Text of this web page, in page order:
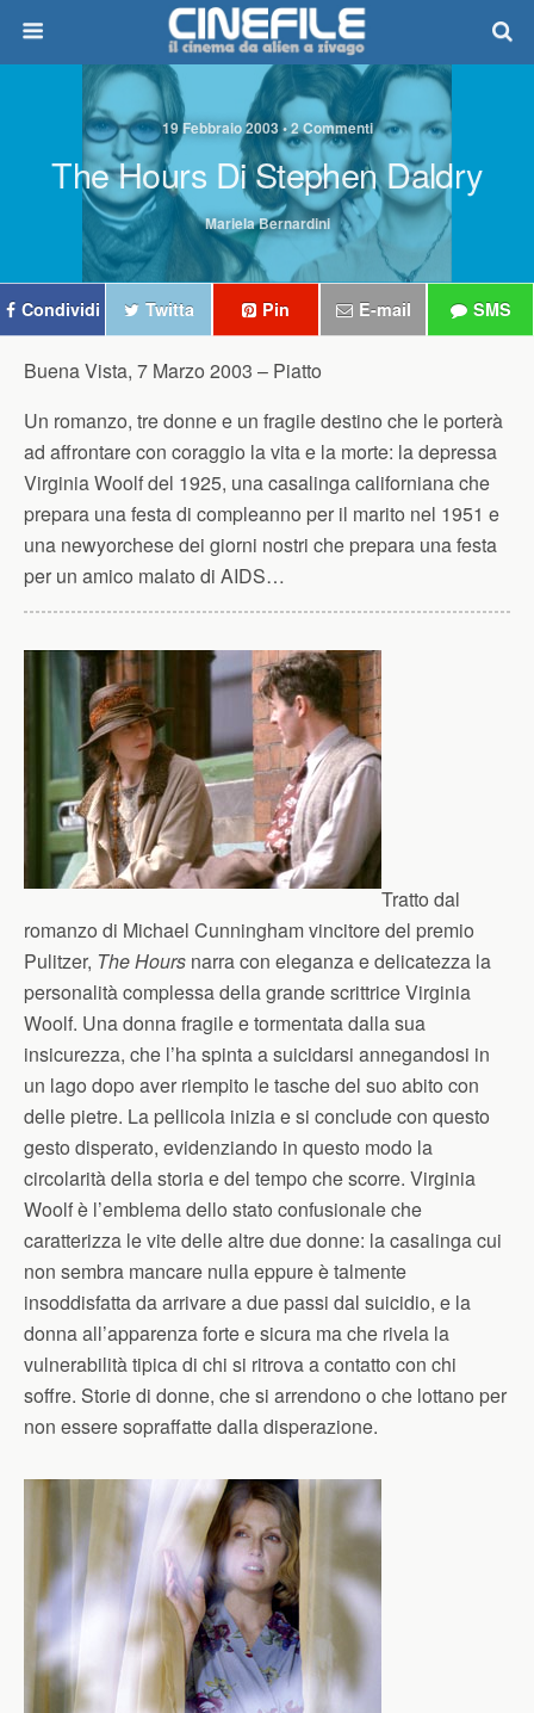
19 Febbraio 2003 • 2 Commenti
The Hours Di Stephen Daldry
Mariela Bernardini
Condividi Twitta Pin E-mail SMS
Buena Vista, 7 Marzo 2003 – Piatto
Un romanzo, tre donne e un fragile destino che le porterà
ad affrontare con coraggio la vita e la morte: la depressa
Virginia Woolf del 1925, una casalinga californiana che
prepara una festa di compleanno per il marito nel 1951 e
una newyorchese dei giorni nostri che prepara una festa
per un amico malato di AIDS…
Tratto dal
romanzo di Michael Cunningham vincitore del premio
Pulitzer, The Hours narra con eleganza e delicatezza la
personalità complessa della grande scrittrice Virginia
Woolf. Una donna fragile e tormentata dalla sua
insicurezza, che l’ha spinta a suicidarsi annegandosi in
un lago dopo aver riempito le tasche del suo abito con
delle pietre. La pellicola inizia e si conclude con questo
gesto disperato, evidenziando in questo modo la
circolarità della storia e del tempo che scorre. Virginia
Woolf è l’emblema dello stato confusionale che
caratterizza le vite delle altre due donne: la casalinga cui
non sembra mancare nulla eppure è talmente
insoddisfatta da arrivare a due passi dal suicidio, e la
donna all’apparenza forte e sicura ma che rivela la
vulnerabilità tipica di chi si ritrova a contatto con chi
soffre. Storie di donne, che si arrendono o che lottano per
non essere sopraffatte dalla disperazione.